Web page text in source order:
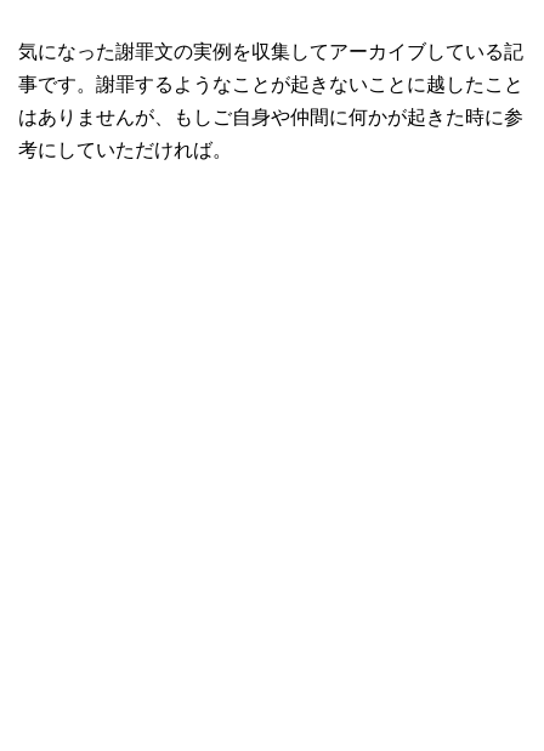
気になった謝罪文の実例を収集してアーカイブしている記
事です。謝罪するようなことが起きないことに越したこと
はありませんが、もしご自身や仲間に何かが起きた時に参
考にしていただければ。